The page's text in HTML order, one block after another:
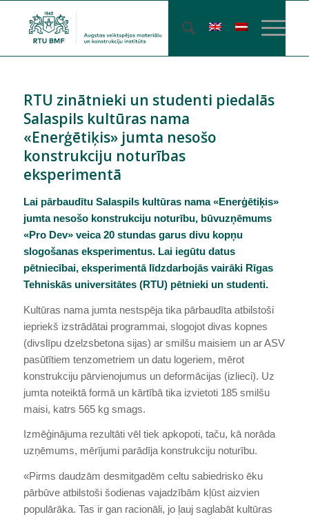
RTU zinātnieki un studenti piedalās
Salaspils kultūras nama
«Enerģētiķis» jumta nesošo
konstrukciju noturības
eksperimentā
Lai pārbaudītu Salaspils kultūras nama «Enerģētiķis»
jumta nesošo konstrukciju noturību, būvuzņēmums
«Pro Dev» veica 20 stundas garus divu kopņu
slogošanas eksperimentus. Lai iegūtu datus
pētniecībai, eksperimentā līdzdarbojās vairāki Rīgas
Tehniskās universitātes (RTU) pētnieki un studenti.
Kultūras nama jumta nestspēja tika pārbaudīta atbilstoši
iepriekš izstrādātai programmai, slogojot divas kopnes
(divslīpu dzelzsbetona sijas) ar smilšu maisiem un ar ASV
pasūtītiem tenzometriem un datu logeriem, mērot
konstrukciju pārvienojumus un deformācijas (izlieci). Uz
jumta noteiktā formā un kārtībā tika izvietoti 185 smilšu
maisi, katrs 565 kg smags.
Izmēģinājuma rezultāti vēl tiek apkopoti, taču, kā norāda
uzņēmums, mērījumi parādīja konstrukciju noturību.
«Pirms daudzām desmitgadēm celtu sabiedrisko ēku
pārbūve atbilstoši šodienas vajadzībām kļūst aizvien
populārāka. Tas ir gan racionāli, jo ļauj saglabāt kultūras